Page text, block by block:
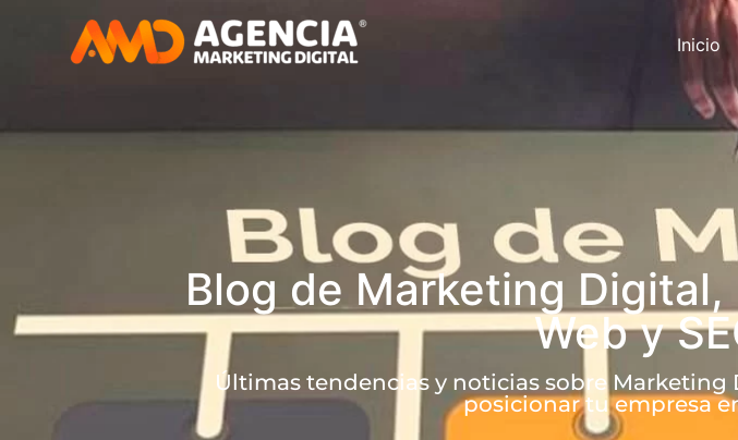
Inicio
Blog de Marketing
Web y
Últimas tendencias y noticias sobre
posicionar tu empresa